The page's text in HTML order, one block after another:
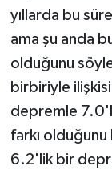
yıllarda bu
ama şu anda
olduğunu
birbiriyle
depremle
farkı
6.2'lik bir